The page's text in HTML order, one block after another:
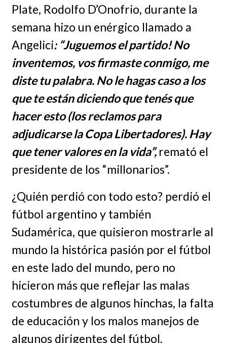
Plate, Rodolfo D’Onofrio, durante la
semana hizo un enérgico llamado a
Angelici: “Juguemos el partido! No
inventemos, vos firmaste conmigo, me
diste tu palabra. No le hagas caso a los
que te están diciendo que tenés que
hacer esto (los reclamos para
adjudicarse la Copa Libertadores). Hay
que tener valores en la vida”, remató el
presidente de los “millonarios”.
¿Quién perdió con todo esto? perdió el
fútbol argentino y también
Sudamérica, que quisieron mostrarle al
mundo la histórica pasión por el fútbol
en este lado del mundo, pero no
hicieron más que reflejar las malas
costumbres de algunos hinchas, la falta
de educación y los malos manejos de
algunos dirigentes del fútbol.